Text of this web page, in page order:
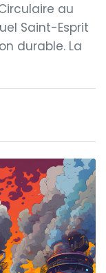
au
Saint-Esprit
durable. La